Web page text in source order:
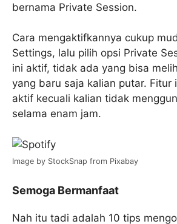
bernama Private Session.
Cara mengaktifkannya cukup
Settings, lalu pilih opsi Private
ini aktif, tidak ada yang bisa
yang baru saja kalian putar. Fitur
aktif kecuali kalian tidak
selama enam jam.
Image by StockSnap from Pixabay
Semoga Bermanfaat
Nah itu tadi adalah 10 tips